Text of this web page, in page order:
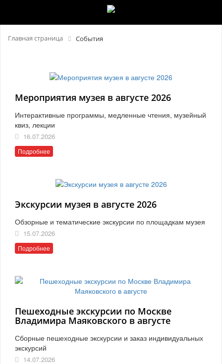
Главная страница События
Мероприятия музея в августе 2026
Интерактивные программы, медленные чтения, музейный
квиз, лекции
16.07.2026
Подробнее
Экскурсии музея в августе 2026
Обзорные и тематические экскурсии по площадкам музея
15.07.2026
Подробнее
Пешеходные экскурсии по Москве
Владимира Маяковского в августе
Сборные пешеходные экскурсии и заказ индивидуальных
экскурсий
14.07.2026